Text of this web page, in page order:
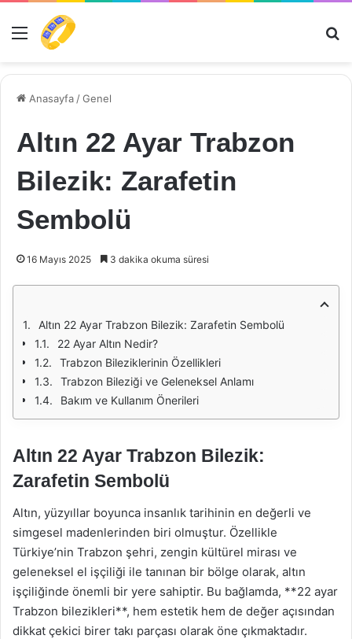
Menü
Anasayfa /Genel
Altın 22 Ayar Trabzon
Bilezik: Zarafetin
Sembolü
16 Mayıs 2025 3 dakika okuma süresi
Altın 22 Ayar Trabzon Bilezik: Zarafetin Sembolü
22 Ayar Altın Nedir?
Trabzon Bileziklerinin Özellikleri
Trabzon Bileziği ve Geleneksel Anlamı
Bakım ve Kullanım Önerileri
Altın 22 Ayar Trabzon Bilezik:
Zarafetin Sembolü
Altın, yüzyıllar boyunca insanlık tarihinin en değerli ve
simgesel madenlerinden biri olmuştur. Özellikle
Türkiye’nin Trabzon şehri, zengin kültürel mirası ve
geleneksel el işçiliği ile tanınan bir bölge olarak, altın
işçiliğinde önemli bir yere sahiptir. Bu bağlamda, **22 ayar
Trabzon bilezikleri**, hem estetik hem de değer açısından
dikkat çekici birer takı parçası olarak öne çıkmaktadır.